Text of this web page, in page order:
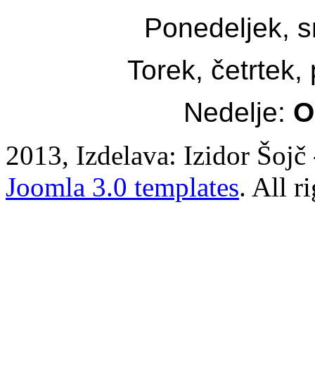
Ponedeljek,
Torek,
Nedelje:
2013, Izdelava: Izidor
Joomla 3.0 templates. All